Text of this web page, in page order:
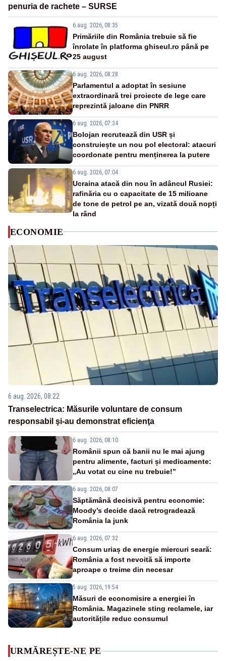
penuria de rachete – SURSE
6 aug. 2026, 08:35
Primăriile din România trebuie să fie
înrolate în platforma ghiseul.ro până pe
25 august
6 aug. 2026, 08:28
Parlamentul a adoptat în sesiune
extraordinară trei proiecte de lege care
reprezintă jaloane din PNRR
6 aug. 2026, 07:34
Bolojan recrutează din USR și
construiește un nou pol electoral: atacuri
coordonate pentru menținerea la putere
6 aug. 2026, 07:04
Ucraina atacă din nou în adâncul Rusiei:
rafinăria cu o capacitate de 15 milioane
de tone de petrol pe an, vizată două nopți
la rând
ECONOMIE
6 aug. 2026, 08:22
Transelectrica: Măsurile voluntare de consum
responsabil şi-au demonstrat eficienţa
6 aug. 2026, 08:10
Românii spun că banii nu le mai ajung
pentru alimente, facturi și medicamente:
„Au votat cu cine nu trebuie!”
6 aug. 2026, 08:07
Săptămână decisivă pentru economie:
Moody’s decide dacă retrogradează
România la junk
6 aug. 2026, 07:32
Consum uriaș de energie miercuri seară:
România a fost nevoită să importe
aproape o treime din necesar
5 aug. 2026, 19:54
Măsuri de economisire a energiei în
România. Magazinele sting reclamele, iar
autoritățile reduc consumul
URMĂREȘTE-NE PE